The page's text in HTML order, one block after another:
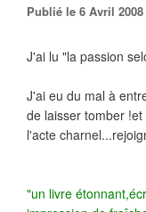
Publié le 6 Avril 2008
J'ai lu "la passion
J'ai eu du mal à
de laisser tomber
l'acte
"un livre